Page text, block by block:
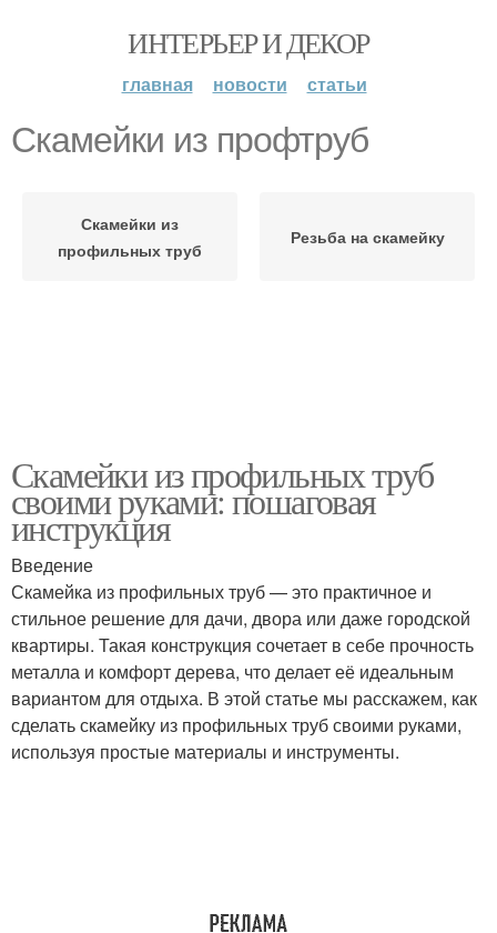
ИНТЕРЬЕР И ДЕКОР
главная новости статьи
Скамейки из профтруб
Скамейки из
профильных труб
Резьба на скамейку
Скамейки из профильных труб
своими руками: пошаговая
инструкция
Введение
Скамейка из профильных труб — это практичное и
стильное решение для дачи, двора или даже городской
квартиры. Такая конструкция сочетает в себе прочность
металла и комфорт дерева, что делает её идеальным
вариантом для отдыха. В этой статье мы расскажем, как
сделать скамейку из профильных труб своими руками,
используя простые материалы и инструменты.